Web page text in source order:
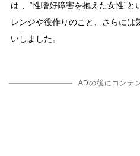
は 、“性嗜好障害を抱えた女性”
レンジや役作りのこと、さらに
いしました。
ADの後にコンテ